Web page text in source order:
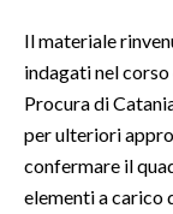
Il materiale
indagati nel
Procura di
per ulteriori
confermare il
elementi a carico